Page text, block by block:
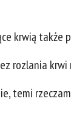
krwią także
rozlania
temi